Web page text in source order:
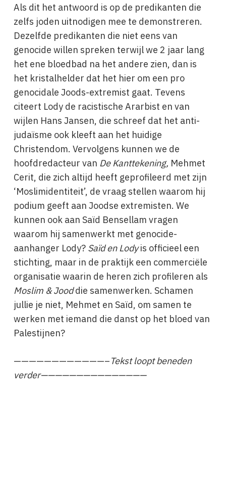
Als dit het antwoord is op de predikanten die
zelfs joden uitnodigen mee te demonstreren.
Dezelfde predikanten die niet eens van
genocide willen spreken terwijl we 2 jaar lang
het ene bloedbad na het andere zien, dan is
het kristalhelder dat het hier om een pro
genocidale Joods-extremist gaat. Tevens
citeert Lody de racistische Ararbist en van
wijlen Hans Jansen, die schreef dat het anti-
judaïsme ook kleeft aan het huidige
Christendom. Vervolgens kunnen we de
hoofdredacteur van De Kanttekening, Mehmet
Cerit, die zich altijd heeft geprofileerd met zijn
‘Moslimidentiteit’, de vraag stellen waarom hij
podium geeft aan Joodse extremisten. We
kunnen ook aan Saïd Bensellam vragen
waarom hij samenwerkt met genocide-
aanhanger Lody?Saïd en Lodyis officieel een
stichting, maar in de praktijk een commerciële
organisatie waarin de heren zich profileren als
Moslim & Jooddie samenwerken. Schamen
jullie je niet, Mehmet en Saïd, om samen te
werken met iemand die danst op het bloed van
Palestijnen?
————————————–Tekst loopt beneden
verder———————————————